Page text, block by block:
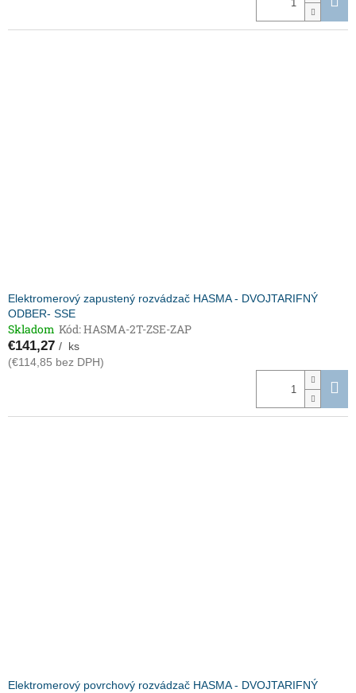
Elektromerový zapustený rozvádzač HASMA - DVOJTARIFNÝ
ODBER- SSE
Skladom Kód:HASMA-2T-ZSE-ZAP
€141,27 / ks
(€114,85 bez DPH)
Elektromerový povrchový rozvádzač HASMA - DVOJTARIFNÝ